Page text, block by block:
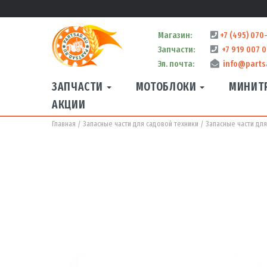
Магазин:
+7 (495)
Запчасти:
+7 919 007
Эл. почта:
ЗАПЧАСТИ МОТОБЛОКИ
АКЦИИ
Главная Запасные части для садовой техники Запасные части